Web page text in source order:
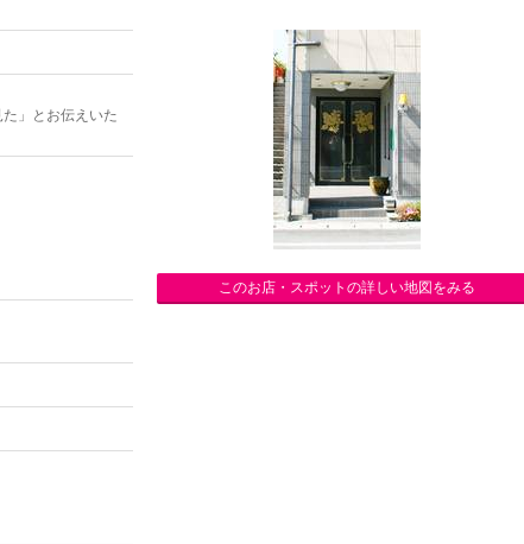
」とお伝えいた
このお店・スポットの詳しい地図をみる